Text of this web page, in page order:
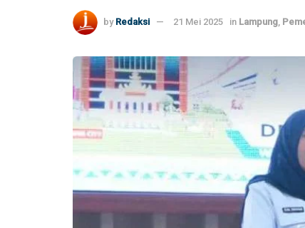
by Redaksi 21 Mei 2025 in Lampung